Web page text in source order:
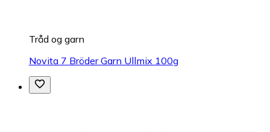
Tråd og garn
Novita 7 Bröder Garn Ullmix 100g